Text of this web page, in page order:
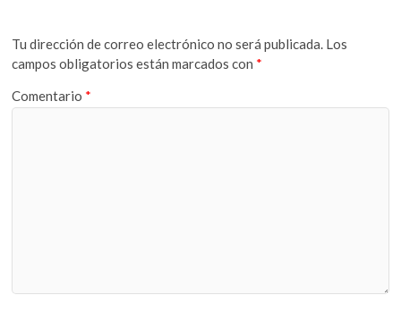
Tu dirección de correo electrónico no será publicada. Los
campos obligatorios están marcados con *
Comentario *